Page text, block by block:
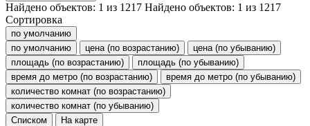
Найдено объектов: 1 из 1217 Найдено объектов: 1 из 1217
Сортировка
по умолчанию
по умолчанию
цена (по возрастанию)
цена (по убыванию)
площадь (по возрастанию)
площадь (по убыванию)
время до метро (по возрастанию)
время до метро (по убыванию)
количество комнат (по возрастанию)
количество комнат (по убыванию)
Списком
На карте